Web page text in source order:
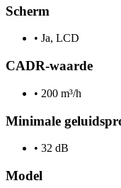
Scherm
• Ja, LCD
CADR-waarde
• 200 m³/h
Minimale
• 32 dB
Model